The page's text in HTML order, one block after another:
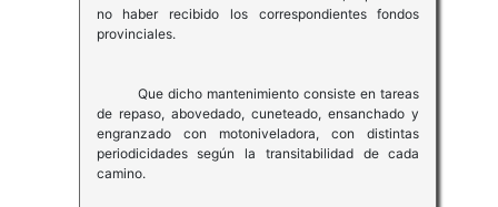
no haber recibido los correspondientes fondos
provinciales.
Que dicho mantenimiento consiste en tareas
de repaso, abovedado, cuneteado, ensanchado y
engranzado con motoniveladora, con distintas
periodicidades según la transitabilidad de cada
camino.